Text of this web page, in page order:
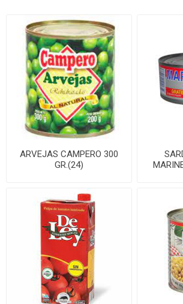
ARVEJAS CAMPERO 300
GR.(24)